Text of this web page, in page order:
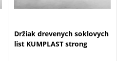
Držiak drevenych soklovych
list KUMPLAST strong